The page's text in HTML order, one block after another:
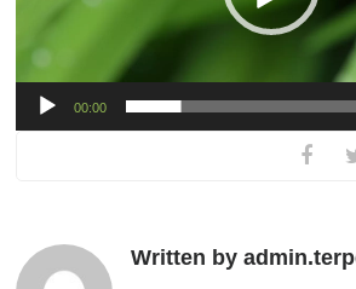
00:00
Written by